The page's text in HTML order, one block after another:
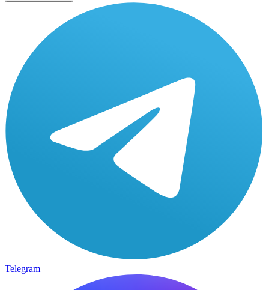
Telegram